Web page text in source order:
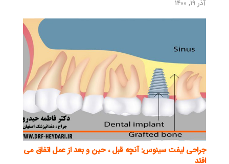
آذر ۱۹, ۱۴۰۰
جراحی لیفت سینوس: آنچه قبل ، حین و بعد از عمل اتفاق می
افتد